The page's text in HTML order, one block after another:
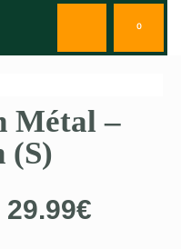
0
Métal –
(S)
29.99€